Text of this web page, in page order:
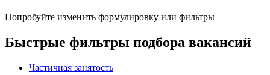
Попробуйте изменить формулировку или фильтры
Быстрые фильтры подбора вакансий
Частичная занятость